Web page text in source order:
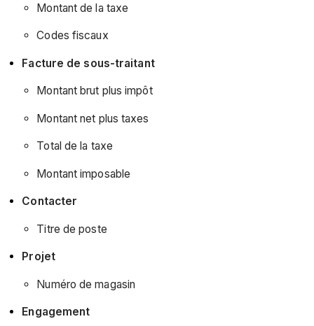
données
d’octobre
Montant de la taxe
Codes fiscaux
Facture de sous-traitant
Montant brut plus impôt
Montant net plus taxes
Total de la taxe
Montant imposable
Contacter
Titre de poste
Projet
Numéro de magasin
Engagement